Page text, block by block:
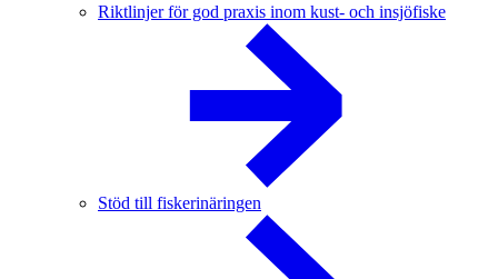
Riktlinjer för god praxis inom kust- och insjöfiske
Stöd till fiskerinäringen